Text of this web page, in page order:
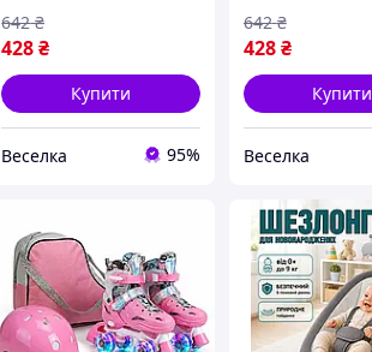
428₴
642 ₴
Купити
Веселка 95%
428 ₴
642 ₴
Купити
Веселка